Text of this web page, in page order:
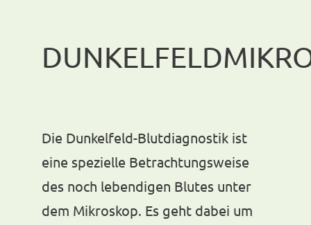
Die Dunkelfeld-Blutdiagnostik ist
eine spezielle Betrachtungsweise
des noch lebendigen Blutes unter
dem Mikroskop. Es geht dabei um